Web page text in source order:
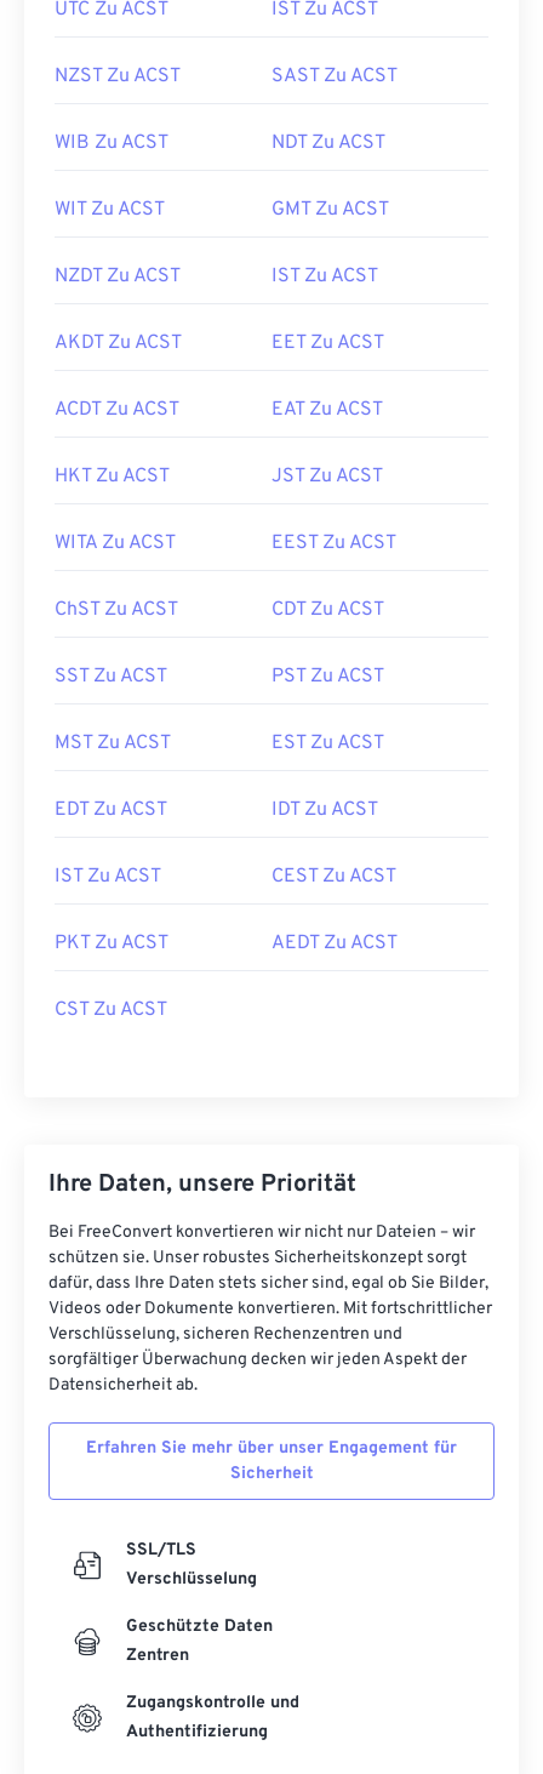
UTC Zu ACST IST Zu ACST
NZST Zu ACST SAST Zu ACST
WIB Zu ACST NDT Zu ACST
WIT Zu ACST GMT Zu ACST
NZDT Zu ACST IST Zu ACST
AKDT Zu ACST EET Zu ACST
ACDT Zu ACST EAT Zu ACST
HKT Zu ACST JST Zu ACST
WITA Zu ACST EEST Zu ACST
ChST Zu ACST CDT Zu ACST
SST Zu ACST PST Zu ACST
MST Zu ACST EST Zu ACST
EDT Zu ACST IDT Zu ACST
IST Zu ACST CEST Zu ACST
PKT Zu ACST AEDT Zu ACST
CST Zu ACST
Ihre Daten, unsere Priorität
Bei FreeConvert konvertieren wir nicht nur Dateien – wir
schützen sie. Unser robustes Sicherheitskonzept sorgt
dafür, dass Ihre Daten stets sicher sind, egal ob Sie Bilder,
Videos oder Dokumente konvertieren. Mit fortschrittlicher
Verschlüsselung, sicheren Rechenzentren und
sorgfältiger Überwachung decken wir jeden Aspekt der
Datensicherheit ab.
Erfahren Sie mehr über unser Engagement für
Sicherheit
SSL/TLS
Verschlüsselung
Geschützte Daten
Zentren
Zugangskontrolle und
Authentifizierung